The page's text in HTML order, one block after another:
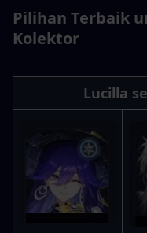
Pilihan Terbaik
Kolektor
Lucilla